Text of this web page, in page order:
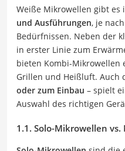
Weiße Mikrowellen gibt es
und Ausführungen, je
Bedürfnissen. Neben der
in erster Linie zum
bieten Kombi-Mikrowellen
Grillen und Heißluft. Auch
oder zum Einbau – spielt
Auswahl des richtigen
1.1. Solo-Mikrowellen